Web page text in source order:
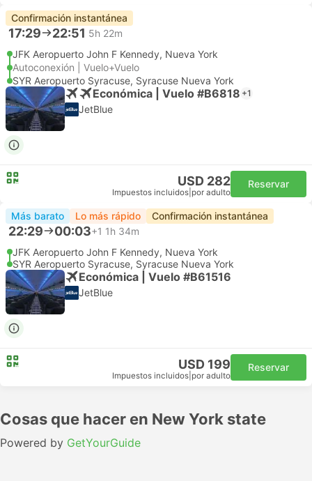
Confirmación instantánea
17:29 22:51 5h 22m
JFK Aeropuerto John F Kennedy, Nueva York
Autoconexión | Vuelo+Vuelo
SYR Aeropuerto Syracuse, Syracuse Nueva York
Económica | Vuelo #B6818 +1
JetBlue
USD 282
Impuestos incluidos por adulto
Reservar
Más barato Lo más rápido Confirmación instantánea
22:29 00:03+1 1h 34m
JFK Aeropuerto John F Kennedy, Nueva York
SYR Aeropuerto Syracuse, Syracuse Nueva York
Económica | Vuelo #B61516
JetBlue
USD 199
Impuestos incluidos por adulto
Reservar
Cosas que hacer en New York state
Powered by GetYourGuide